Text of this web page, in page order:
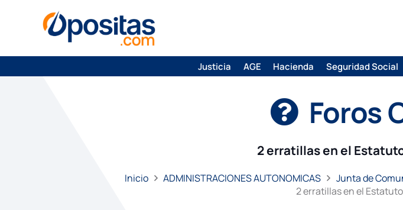
Justicia AGE Hacienda Seguridad Social
Foros
2 erratillas en el
Inicio ADMINISTRACIONES AUTONOMICAS
Junta de
2 erratillas en el